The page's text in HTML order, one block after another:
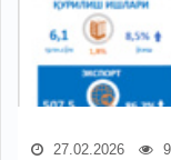
27.02.2026